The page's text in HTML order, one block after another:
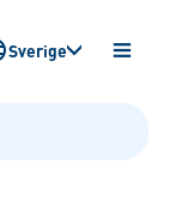
Sverige